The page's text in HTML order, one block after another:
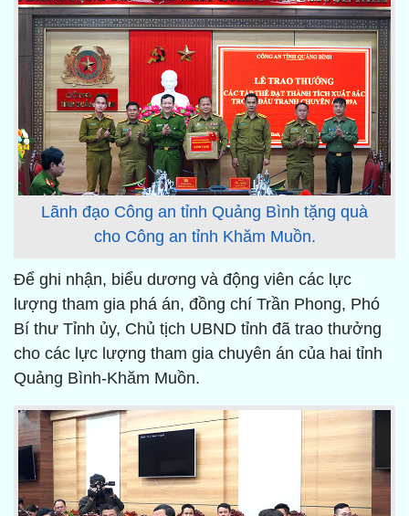
Lãnh đạo Công an tỉnh Quảng Bình tặng quà
cho Công an tỉnh Khăm Muồn.
Để ghi nhận, biểu dương và động viên các lực
lượng tham gia phá án, đồng chí Trần Phong, Phó
Bí thư Tỉnh ủy, Chủ tịch UBND tỉnh đã trao thưởng
cho các lực lượng tham gia chuyên án của hai tỉnh
Quảng Bình-Khăm Muồn.